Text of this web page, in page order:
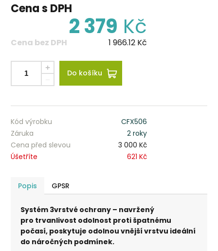
Cena s DPH
2 379 Kč
Cena bez DPH 1 966.12 Kč
Do košíku
Kód výrobku
CFX506
Záruka
2 roky
Cena před slevou
3 000 Kč
Úšetříte
621 Kč
Popis GPSR
Systém 3vrstvé ochrany – navržený
pro trvanlivost odolnost proti špatnému
počasí, poskytuje odolnou vnější vrstvu ideální
do náročných podmínek.